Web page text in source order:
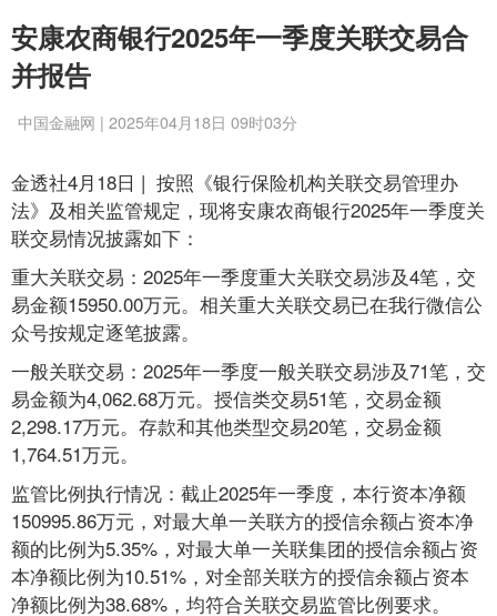
安康农商银行2025年一季度关联交易合
并报告
中国金融网 | 2025年04月18日 09时03分
金透社4月18日 | 按照《银行保险机构关联交易管理办
法》及相关监管规定，现将安康农商银行2025年一季度关
联交易情况披露如下：
重大关联交易：2025年一季度重大关联交易涉及4笔，交
易金额15950.00万元。相关重大关联交易已在我行微信公
众号按规定逐笔披露。
一般关联交易：2025年一季度一般关联交易涉及71笔，交
易金额为4,062.68万元。授信类交易51笔，交易金额
2,298.17万元。存款和其他类型交易20笔，交易金额
1,764.51万元。
监管比例执行情况：截止2025年一季度，本行资本净额
150995.86万元，对最大单一关联方的授信余额占资本净
额的比例为5.35%，对最大单一关联集团的授信余额占资
本净额比例为10.51%，对全部关联方的授信余额占资本
净额比例为38.68%，均符合关联交易监管比例要求。